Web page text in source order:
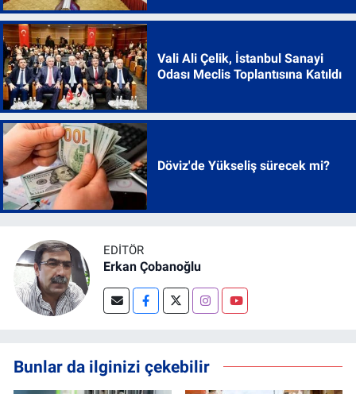
Vali Ali Çelik, İstanbul Sanayi
Odası Meclis Toplantısına Katıldı
Döviz'de Yükseliş sürecek mi?
EDITÖR
Erkan Çobanoğlu
Bunlar da ilginizi çekebilir